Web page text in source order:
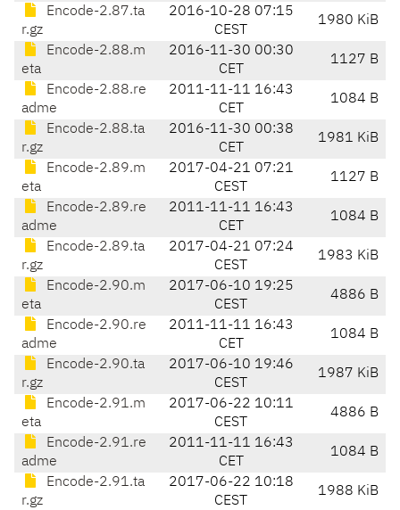
Encode-2.87.ta
r.gz
2016-10-28 07:15
CEST
1980 KiB
Encode-2.88.m
eta
2016-11-30 00:30
CET
1127 B
Encode-2.88.re
adme
2011-11-11 16:43
CET
1084 B
Encode-2.88.ta
r.gz
2016-11-30 00:38
CET
1981 KiB
Encode-2.89.m
eta
2017-04-21 07:21
CEST
1127 B
Encode-2.89.re
adme
2011-11-11 16:43
CET
1084 B
Encode-2.89.ta
r.gz
2017-04-21 07:24
CEST
1983 KiB
Encode-2.90.m
eta
2017-06-10 19:25
CEST
4886 B
Encode-2.90.re
adme
2011-11-11 16:43
CET
1084 B
Encode-2.90.ta
r.gz
2017-06-10 19:46
CEST
1987 KiB
Encode-2.91.m
eta
2017-06-22 10:11
CEST
4886 B
Encode-2.91.re
adme
2011-11-11 16:43
CET
1084 B
Encode-2.91.ta
r.gz
2017-06-22 10:18
CEST
1988 KiB